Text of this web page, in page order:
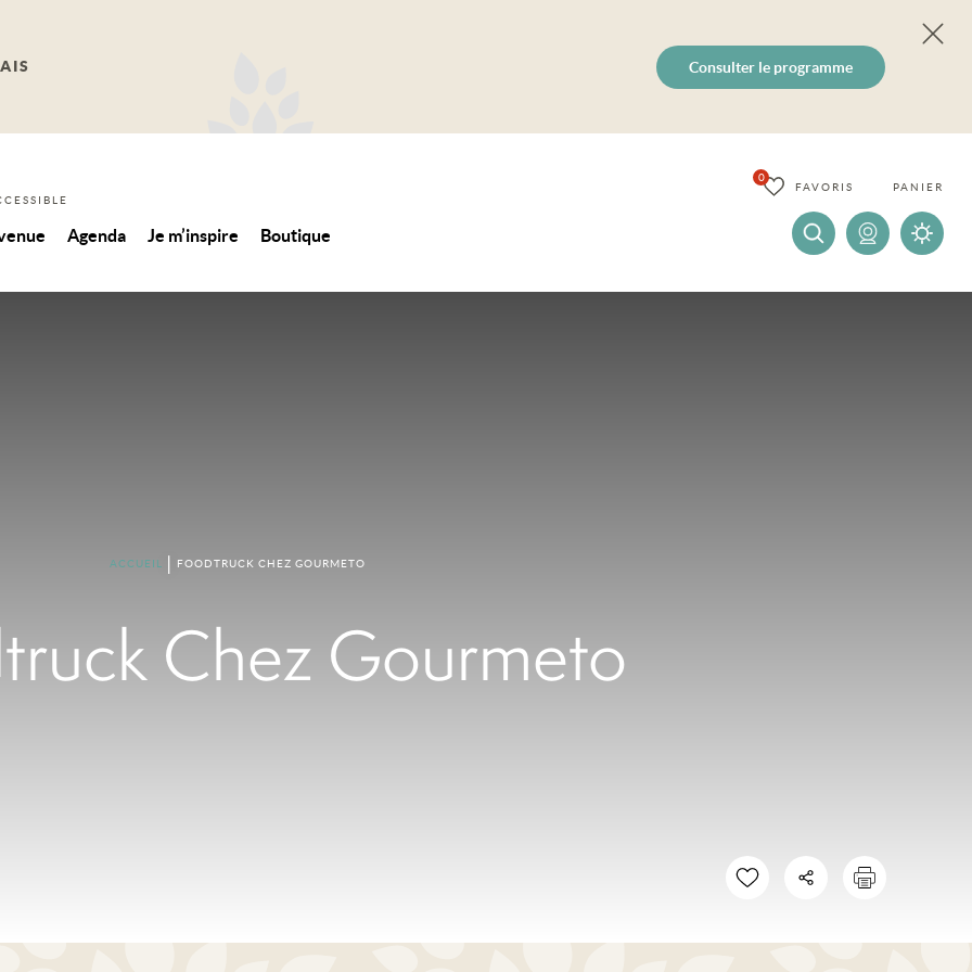
Consulter le programme
Agenda Je m’inspire Boutique
FAVORIS
0
PANIER
ACCUEIL FOODTRUCK CHEZ GOURMETO
Chez Gourmeto